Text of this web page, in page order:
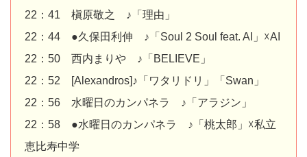
22：41 槇原敬之 ♪「理由」
22：44 ●久保田利伸 ♪「Soul 2 Soul feat. AI」☓AI
22：50 西内まりや ♪「BELIEVE」
22：52 [Alexandros]♪「ワタリドリ」「Swan」
22：56 水曜日のカンパネラ ♪「アラジン」
22：58 ●水曜日のカンパネラ ♪「桃太郎」☓私立
恵比寿中学